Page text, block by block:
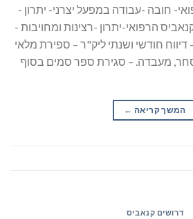
חובה -עבודה במפעל יצרני- יתרון -
הרפואי-יתרון -רצינות ומחויבות -
דיווח חודשי ושנתי ליק"ר – ספירת מלאי
מעבדה. – סגירת ספר סמים בסוף
המשך קריאה →
דרושים קנאביס